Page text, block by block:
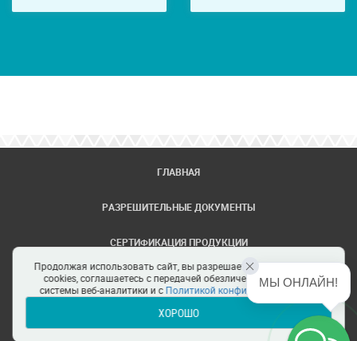
ГЛАВНАЯ
РАЗРЕШИТЕЛЬНЫЕ ДОКУМЕНТЫ
СЕРТИФИКАЦИЯ ПРОДУКЦИИ
ЗАДАТЬ ВОПРОС
ЦЕНТРЫ СЕРТИФИКАЦИИ
Продолжая использовать сайт, вы разрешаете использование
cookies, соглашаетесь с передачей обезличенных данных в
системы веб-аналитики и сПолитикой конфиденциальности
ХОРОШО
МЫ ОНЛАЙН!